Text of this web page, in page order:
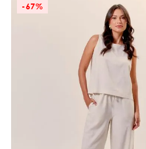
-67%